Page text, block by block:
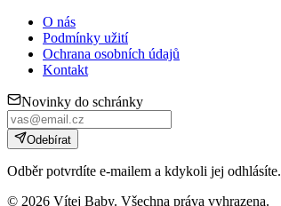
O nás
Podmínky užití
Ochrana osobních údajů
Kontakt
Novinky do schránky
Odebírat
Odběr potvrdíte e-mailem a kdykoli jej odhlásíte.
© 2026 Vítej Baby. Všechna práva vyhrazena.